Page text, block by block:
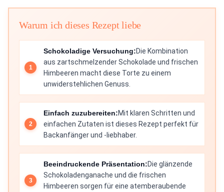
Warum ich dieses Rezept liebe
Schokoladige Versuchung:Die Kombination
aus zartschmelzender Schokolade und frischen
Himbeeren macht diese Torte zu einem
unwiderstehlichen Genuss.
Einfach zuzubereiten:Mit klaren Schritten und
einfachen Zutaten ist dieses Rezept perfekt für
Backanfänger und -liebhaber.
Beeindruckende Präsentation:Die glänzende
Schokoladenganache und die frischen
Himbeeren sorgen für eine atemberaubende